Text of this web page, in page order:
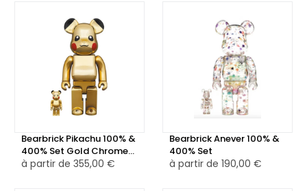
Bearbrick Pikachu 100% &
400% Set Gold Chrome
Ver.
à partir de 355,00 €
Bearbrick Anever 100% &
400% Set
à partir de 190,00 €